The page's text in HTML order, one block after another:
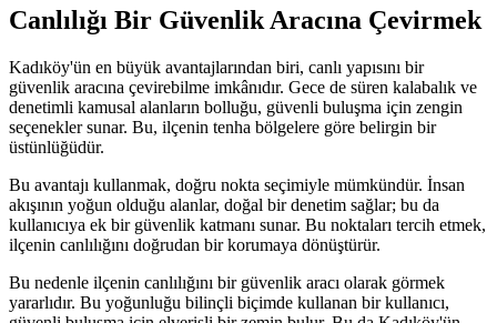
Canlılığı Bir Güvenlik Aracına Çevirmek
Kadıköy'ün en büyük avantajlarından biri, canlı yapısını bir
güvenlik aracına çevirebilme imkânıdır. Gece de süren kalabalık ve
denetimli kamusal alanların bolluğu, güvenli buluşma için zengin
seçenekler sunar. Bu, ilçenin tenha bölgelere göre belirgin bir
üstünlüğüdür.
Bu avantajı kullanmak, doğru nokta seçimiyle mümkündür. İnsan
akışının yoğun olduğu alanlar, doğal bir denetim sağlar; bu da
kullanıcıya ek bir güvenlik katmanı sunar. Bu noktaları tercih etmek,
ilçenin canlılığını doğrudan bir korumaya dönüştürür.
Bu nedenle ilçenin canlılığını bir güvenlik aracı olarak görmek
yararlıdır. Bu yoğunluğu bilinçli biçimde kullanan bir kullanıcı,